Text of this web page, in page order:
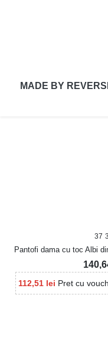
MADE BY
37
Pantofi dama cu toc Albi
112,51 lei Pret cu